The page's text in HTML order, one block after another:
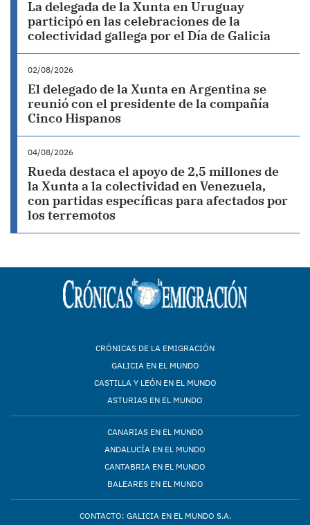
La delegada de la Xunta en Uruguay
participó en las celebraciones de la
colectividad gallega por el Día de Galicia
02/08/2026
El delegado de la Xunta en Argentina se
reunió con el presidente de la compañía
Cinco Hispanos
04/08/2026
Rueda destaca el apoyo de 2,5 millones de
la Xunta a la colectividad en Venezuela,
con partidas específicas para afectados por
los terremotos
CRÓNICAS DE LA EMIGRACIÓN
GALICIA EN EL MUNDO
CASTILLA Y LEÓN EN EL MUNDO
ASTURIAS EN EL MUNDO
CANARIAS EN EL MUNDO
ANDALUCÍA EN EL MUNDO
CANTABRIA EN EL MUNDO
BALEARES EN EL MUNDO
CONTACTO: GALICIA EN EL MUNDO S.A.